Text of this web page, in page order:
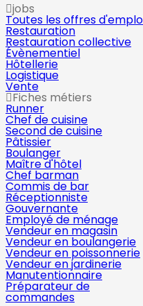
jobs
Toutes les offres
Restauration
Restauration collective
Évènementiel
Hôtellerie
Logistique
Vente
Fiches métiers
Runner
Chef de cuisine
Second de cuisine
Pâtissier
Boulanger
Maître d'hôtel
Chef barman
Commis de bar
Réceptionniste
Gouvernante
Employé de ménage
Vendeur en magasin
Vendeur en boulangerie
Vendeur en poissonnerie
Vendeur en jardinerie
Manutentionnaire
Préparateur de
commandes